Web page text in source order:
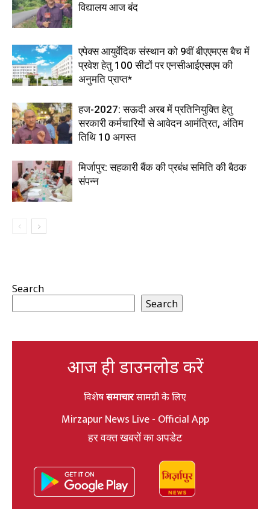
विद्यालय आज बंद
एपेक्स आयुर्वेदिक संस्थान को 9वीं बीएएमएस बैच में
प्रवेश हेतु 100 सीटों पर एनसीआईएसएम की
अनुमति प्राप्त*
हज-2027: सऊदी अरब में प्रतिनियुक्ति हेतु
सरकारी कर्मचारियों से आवेदन आमंत्रित, अंतिम
तिथि 10 अगस्त
मिर्जापुर: सहकारी बैंक की प्रबंध समिति की बैठक
संपन्न
Search
Search
आज ही डाउनलोड करें
विशेषसमाचारसामग्री के लिए
Mirzapur News Live - Official App
हर वक्त खबरों का अपडेट